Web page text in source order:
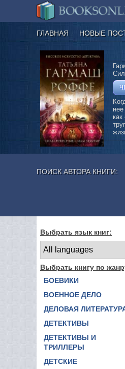
ГЛАВНАЯ НОВЫЕ
как
ПОИСК АВТОРА КНИГИ:
Выбрать язык книг:
Выбрать книгу по
БОЕВИКИ
ВОЕННОЕ ДЕЛО
ДЕЛОВАЯ
ДЕТЕКТИВЫ
ДЕТЕКТИВЫ И
ТРИЛЛЕРЫ
ДЕТСКИЕ